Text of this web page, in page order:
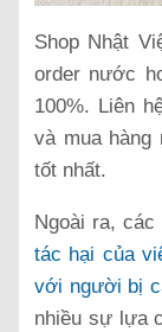
Shop Nhật
order nước
100%. Liên
và mua hàng
tốt nhất.
Ngoài ra,
tác hại của
với người bị
nhiều sự lựa